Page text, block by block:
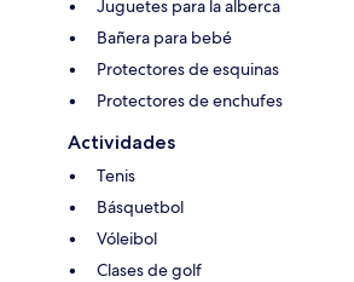
Juguetes para la alberca
Bañera para bebé
Protectores de esquinas
Protectores de enchufes
Actividades
Tenis
Básquetbol
Vóleibol
Clases de golf